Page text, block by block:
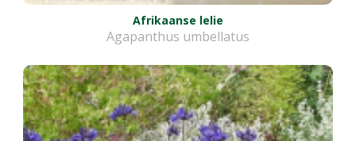
Afrikaanse lelie
Agapanthus umbellatus